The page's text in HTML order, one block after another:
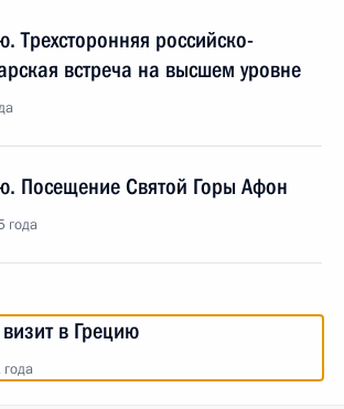
Трехсторонняя российско-
встреча на высшем уровне
Посещение Святой Горы Афон
года
в Грецию